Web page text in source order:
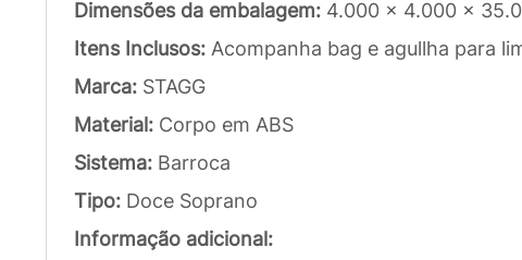
Dimensões da embalagem: 4.000 x 4.000 x
Itens Inclusos: Acompanha bag e agullha para
Marca: STAGG
Material: Corpo em ABS
Sistema: Barroca
Tipo: Doce Soprano
Informação adicional: